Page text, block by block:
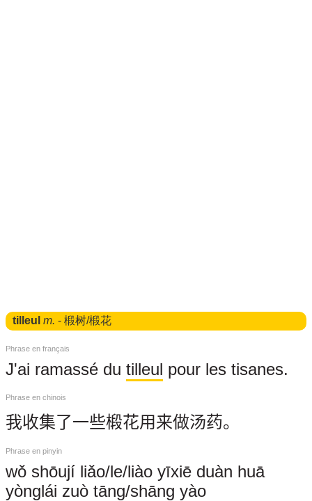
tilleul m. - 椴树/椴花
Phrase en français
J'ai ramassé du tilleul pour les tisanes.
Phrase en chinois
我收集了一些椴花用来做汤药。
Phrase en pinyin
wǒ shōují liǎo/le/liào yīxiē duàn huā
yònglái zuò tāng/shāng yào